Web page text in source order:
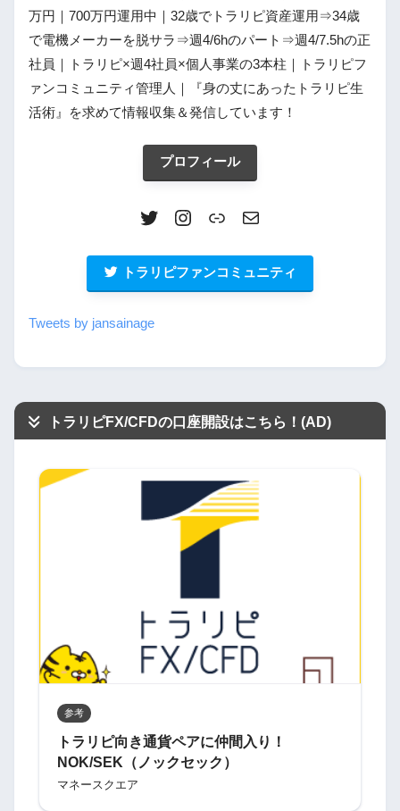
万円｜700万円運用中｜32歳でトラリピ資産運用⇒34歳
で電機メーカーを脱サラ⇒週4/6hのパート⇒週4/7.5hの正
社員｜トラリピ×週4社員×個人事業の3本柱｜トラリピフ
ァンコミュニティ管理人｜『身の丈にあったトラリピ生
活術』を求めて情報収集＆発信しています！
プロフィール
トラリピファンコミュニティ
Tweets by jansainage
トラリピFX/CFDの口座開設はこちら！(AD)
参考
トラリピ向き通貨ペアに仲間入り！
NOK/SEK（ノックセック）
マネースクエア